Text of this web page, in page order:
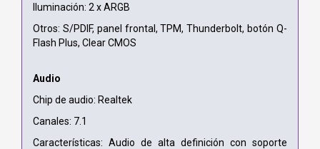
Iluminación: 2 x ARGB
Otros: S/PDIF, panel frontal, TPM, Thunderbolt, botón Q-
Flash Plus, Clear CMOS
Audio
Chip de audio: Realtek
Canales: 7.1
Características: Audio de alta definición con soporte